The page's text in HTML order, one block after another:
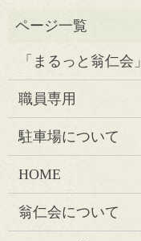
「まるっと翁仁会」
職員専用
駐車場について
HOME
翁仁会について